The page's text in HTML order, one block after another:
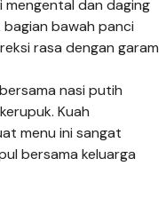
mengental dan daging
bagian bawah panci
rasa dengan garam
nasi putih
Kuah
menu ini sangat
bersama keluarga